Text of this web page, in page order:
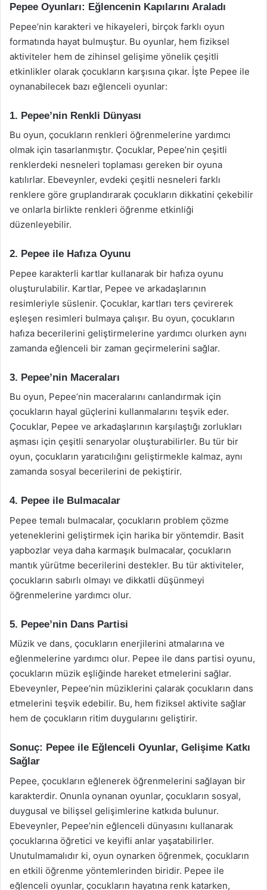
Pepee Oyunları: Eğlencenin Kapılarını Araladı
Pepee’nin karakteri ve hikayeleri, birçok farklı oyun
formatında hayat bulmuştur. Bu oyunlar, hem fiziksel
aktiviteler hem de zihinsel gelişime yönelik çeşitli
etkinlikler olarak çocukların karşısına çıkar. İşte Pepee ile
oynanabilecek bazı eğlenceli oyunlar:
1. Pepee’nin Renkli Dünyası
Bu oyun, çocukların renkleri öğrenmelerine yardımcı
olmak için tasarlanmıştır. Çocuklar, Pepee’nin çeşitli
renklerdeki nesneleri toplaması gereken bir oyuna
katılırlar. Ebeveynler, evdeki çeşitli nesneleri farklı
renklere göre gruplandırarak çocukların dikkatini çekebilir
ve onlarla birlikte renkleri öğrenme etkinliği
düzenleyebilir.
2. Pepee ile Hafıza Oyunu
Pepee karakterli kartlar kullanarak bir hafıza oyunu
oluşturulabilir. Kartlar, Pepee ve arkadaşlarının
resimleriyle süslenir. Çocuklar, kartları ters çevirerek
eşleşen resimleri bulmaya çalışır. Bu oyun, çocukların
hafıza becerilerini geliştirmelerine yardımcı olurken aynı
zamanda eğlenceli bir zaman geçirmelerini sağlar.
3. Pepee’nin Maceraları
Bu oyun, Pepee’nin maceralarını canlandırmak için
çocukların hayal güçlerini kullanmalarını teşvik eder.
Çocuklar, Pepee ve arkadaşlarının karşılaştığı zorlukları
aşması için çeşitli senaryolar oluşturabilirler. Bu tür bir
oyun, çocukların yaratıcılığını geliştirmekle kalmaz, aynı
zamanda sosyal becerilerini de pekiştirir.
4. Pepee ile Bulmacalar
Pepee temalı bulmacalar, çocukların problem çözme
yeteneklerini geliştirmek için harika bir yöntemdir. Basit
yapbozlar veya daha karmaşık bulmacalar, çocukların
mantık yürütme becerilerini destekler. Bu tür aktiviteler,
çocukların sabırlı olmayı ve dikkatli düşünmeyi
öğrenmelerine yardımcı olur.
5. Pepee’nin Dans Partisi
Müzik ve dans, çocukların enerjilerini atmalarına ve
eğlenmelerine yardımcı olur. Pepee ile dans partisi oyunu,
çocukların müzik eşliğinde hareket etmelerini sağlar.
Ebeveynler, Pepee’nin müziklerini çalarak çocukların dans
etmelerini teşvik edebilir. Bu, hem fiziksel aktivite sağlar
hem de çocukların ritim duygularını geliştirir.
Sonuç: Pepee ile Eğlenceli Oyunlar, Gelişime Katkı
Sağlar
Pepee, çocukların eğlenerek öğrenmelerini sağlayan bir
karakterdir. Onunla oynanan oyunlar, çocukların sosyal,
duygusal ve bilişsel gelişimlerine katkıda bulunur.
Ebeveynler, Pepee’nin eğlenceli dünyasını kullanarak
çocuklarına öğretici ve keyifli anlar yaşatabilirler.
Unutulmamalıdır ki, oyun oynarken öğrenmek, çocukların
en etkili öğrenme yöntemlerinden biridir. Pepee ile
eğlenceli oyunlar, çocukların hayatına renk katarken,